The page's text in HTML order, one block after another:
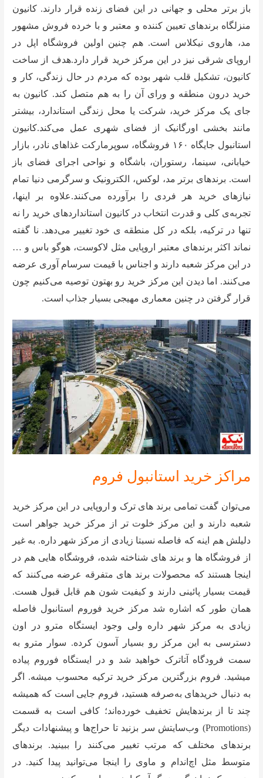
باز برتر محلی و جهانی در این فضای زنده قرار دارند. کانیون
منزلگاه برندهای تعیین کننده و معتبر و با خرده فروش مشهور
مد، هاروی نیکلاس است. هم چنین اولین فروشگاه اپل در
اروپای شرقی نیز در این مرکز خرید قرار دارد.هدف از ساخت
کانیون، تشکیل قلب شهر بوده که مردم در حال زندگی، کار و
خرید درون منطقه و ورای آن را به هم متصل کند. کانیون به
جای یک مرکز خرید، شرکت یا محل زندگی استاندارد، بیشتر
مانند بخشی اورگانیک از فضای شهری عمل می‌کند.کانیون
استانبول جایگاه ۱۶۰ فروشگاه، سوپرمارکت غذاهای نادر، بازار
خیابانی، سینما، رستوران، باشگاه و نواحی اجرای فضای باز
است. برندهای برتر مد، لوکس، الکترونیک و سرگرمی دنیا تمام
نیازهای خرید هر فردی را برآورده می‌کنند.علاوه بر اینها،
تجربه‌ی کلی و قدرت انتخاب در کانیون استانداردهای خرید را نه
تنها در ترکیه، بلکه در کل منطقه ی خود تغییر می‌دهد. نا گفته
نماند اکثر برندهای معتبر اروپایی مثل لاکوست، هوگو باس و …
در این مرکز شعبه دارند و اجناس با قیمت سرسام آوری عرضه
می‌کنند. اما دیدن این مرکز خرید رو بهتون توصیه می‌کنیم چون
قرار گرفتن در چنین معماری مهیجی بسیار جذاب است.
مراکز خرید استانبول فروم
می‌توان گفت تمامی برند های ترک و اروپایی در این مرکز خرید
شعبه دارند و این مرکز خلوت تر از مرکز خرید جواهر است
دلیلش هم اینه که فاصله نسبتا زیادی از مرکز شهر داره. به غیر
از فروشگاه ها و برند های شناخته شده، فروشگاه هایی هم در
اینجا هستند که محصولات برند های متفرقه عرضه می‌کنند که
قیمت بسیار پائینی دارند و کیفیت شون هم قابل قبول هست.
همان طور که اشاره شد مرکز خرید فوروم استانبول فاصله
زیادی به مرکز شهر داره ولی وجود ایستگاه مترو در اون
دسترسی به این مرکز رو بسیار آسون کرده. سوار مترو به
سمت فرودگاه آتاترک خواهید شد و در ایستگاه فوروم پیاده
میشید. فروم بزرگترین مرکز خرید ترکیه محسوب میشه. اگر
به دنبال خرید‌های به‌صرفه هستید، فروم جایی است که همیشه
چند تا از برند‌هایش تخفیف خورده‌‌اند؛ کافی است به قسمت
(Promotions) وب‌سایتش سر بزنید تا حراج‌ها و پیشنهادات دیگر
برندهای مختلف که مرتب تغییر می‌کنند را ببینید. برند‌های
متوسط مثل اچ‌اند‌ام و ماوی را اینجا می‌توانید پیدا کنید. در